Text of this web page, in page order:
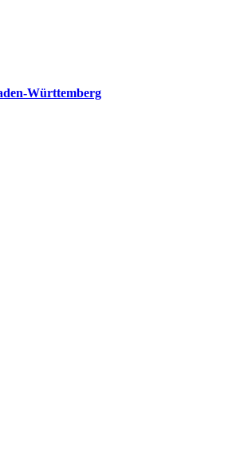
Württemberg